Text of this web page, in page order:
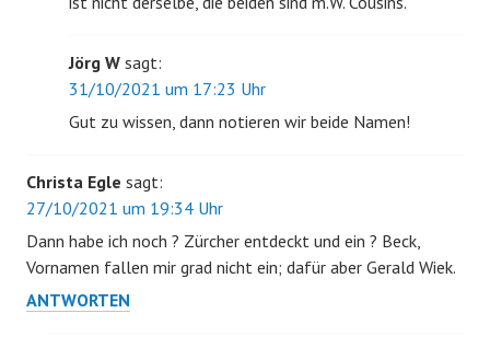
Jörg W sagt:
31/10/2021 um 17:23 Uhr
Gut zu wissen, dann notieren wir beide Namen!
Christa Egle sagt:
27/10/2021 um 19:34 Uhr
Dann habe ich noch ? Zürcher entdeckt und ein ? Beck,
Vornamen fallen mir grad nicht ein; dafür aber Gerald Wiek.
ANTWORTEN